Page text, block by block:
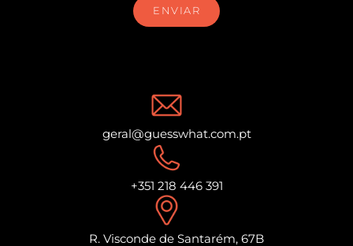
ENVIAR
geral@guesswhat.com.pt
+351 218 446 391
R. Visconde de Santarém, 67B